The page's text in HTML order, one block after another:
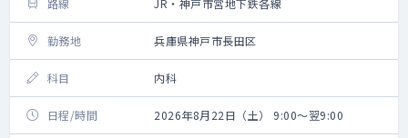
路線 JR・神戸市営地下鉄各線
勤務地 兵庫県神戸市長田区
科目 内科
日程/時間 2026年8月22日（土） 9:00～翌9:00